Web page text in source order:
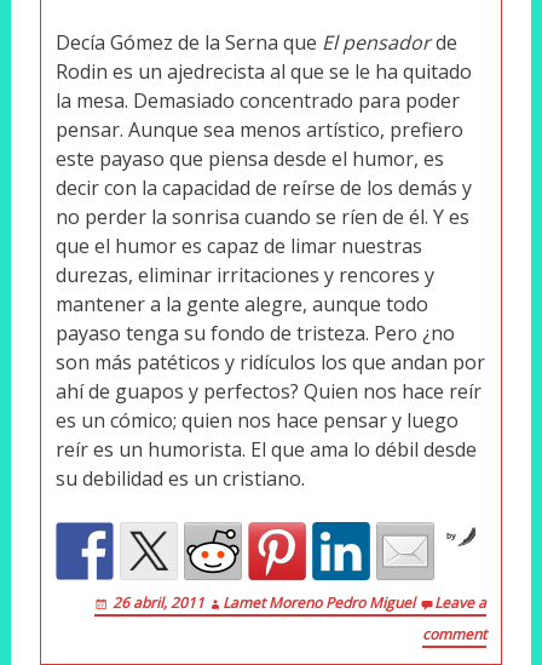
Decía Gómez de la Serna que El pensadorde
Rodin es un ajedrecista al que se le ha quitado
la mesa. Demasiado concentrado para poder
pensar. Aunque sea menos artístico, prefiero
este payaso que piensa desde el humor, es
decir con la capacidad de reírse de los demás y
no perder la sonrisa cuando se ríen de él. Y es
que el humor es capaz de limar nuestras
durezas, eliminar irritaciones y rencores y
mantener a la gente alegre, aunque todo
payaso tenga su fondo de tristeza. Pero ¿no
son más patéticos y ridículos los que andan por
ahí de guapos y perfectos? Quien nos hace reír
es un cómico; quien nos hace pensar y luego
reír es un humorista. El que ama lo débil desde
su debilidad es un cristiano.
by
26 abril, 2011 Lamet Moreno Pedro Miguel
Leave a
comment